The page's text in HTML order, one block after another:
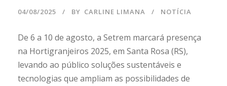
04/08/2025 BY CARLINE LIMANA NOTÍCIA
De 6 a 10 de agosto, a Setrem marcará presença
na Hortigranjeiros 2025, em Santa Rosa (RS),
levando ao público soluções sustentáveis e
tecnologias que ampliam as possibilidades de